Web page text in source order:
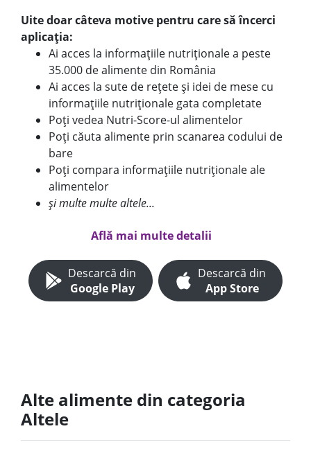
Uite doar câteva motive pentru care să încerci
aplicația:
Ai acces la informațiile nutriționale a peste
35.000 de alimente din România
Ai acces la sute de rețete și idei de mese cu
informațiile nutriționale gata completate
Poți vedea Nutri-Score-ul alimentelor
Poți căuta alimente prin scanarea codului de
bare
Poți compara informațiile nutriționale ale
alimentelor
și multe multe altele...
Află mai multe detalii
Descarcă din
Google Play
Descarcă din
App Store
Alte alimente din categoria
Altele